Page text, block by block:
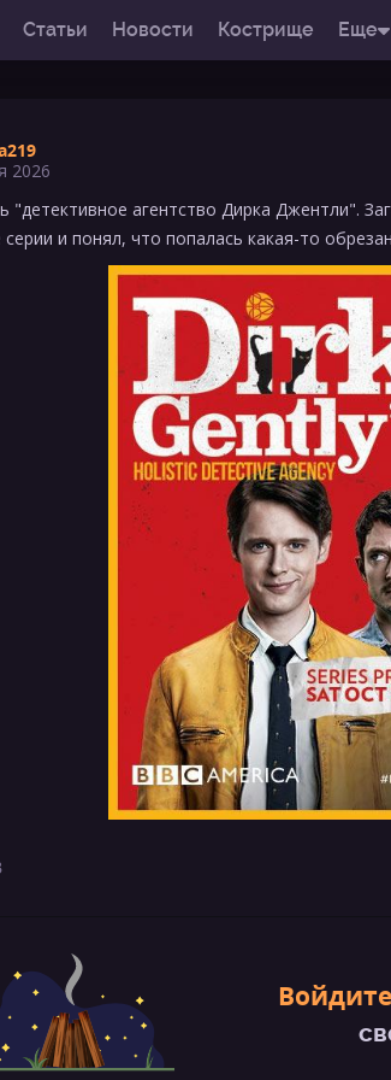
Статьи Новости Кострище Еще
2026
"детективное агентство Дирка Джентли".
и понял, что попалась какая-то
Войдите